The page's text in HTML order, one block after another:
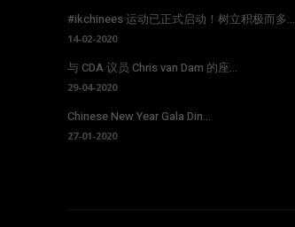
#ikchinees 运动已正式启动！树立积极而多...
14-02-2020
与 CDA 议员 Chris van Dam 的座...
29-04-2020
Chinese New Year Gala Din...
27-01-2020